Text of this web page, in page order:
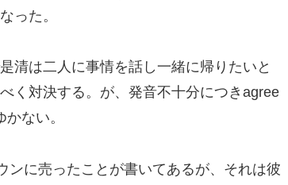
った。
清は二人に事情を話し一緒に帰りたいと
く対決する。が、発音不十分につきagree
ない。
ンに売ったことが書いてあるが、それは彼